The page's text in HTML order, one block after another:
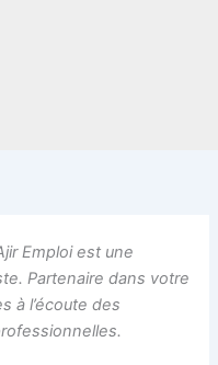
Emploi est une
Partenaire dans votre
à l’écoute des